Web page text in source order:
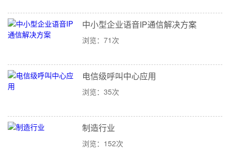
中小型企业语音IP通信解决方案
浏览：71次
电信级呼叫中心应用
浏览：35次
制造行业
浏览：152次